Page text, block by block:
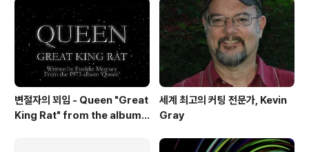
변절자의 꾀임 - Queen "Great
King Rat" from the album
세계 최고의 커팅 전문가, Kevin
Gray